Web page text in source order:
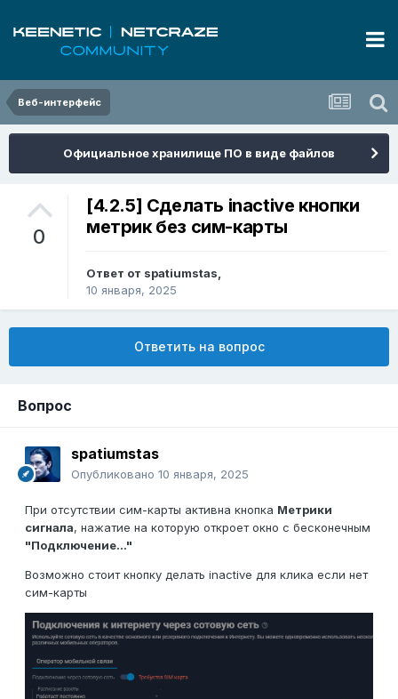
Веб-интерфейс
Официальное хранилище ПО в виде файлов
0
[4.2.5] Сделать inactive кнопки
метрик без сим-карты
Ответ от spatiumstas,
10 января, 2025
Ответить на вопрос
Вопрос
spatiumstas
Опубликовано 10 января, 2025
При отсутствии сим-карты активна кнопка Метрики
сигнала, нажатие на которую откроет окно с бесконечным
"Подключение..."
Возможно стоит кнопку делать inactive для клика если нет
сим-карты